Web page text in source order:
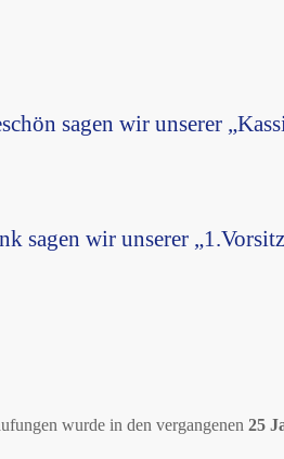
sagen wir unserer
sagen wir unserer
wurde in den vergangenen 25